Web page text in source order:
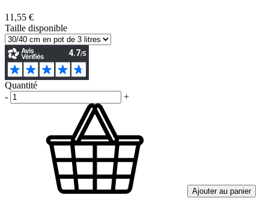
11,55 €
Taille disponible
Quantité
-
+
Ajouter au panier